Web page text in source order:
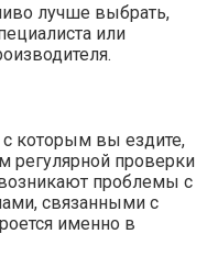
лучше выбрать,
или
с которым вы ездите,
регулярной проверки
проблемы с
связанными с
именно в